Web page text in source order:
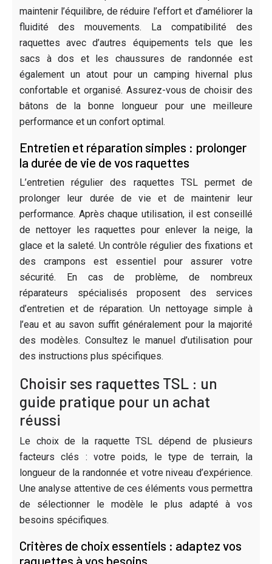
maintenir l’équilibre, de réduire l’effort et d’améliorer la
fluidité des mouvements. La compatibilité des
raquettes avec d’autres équipements tels que les
sacs à dos et les chaussures de randonnée est
également un atout pour un camping hivernal plus
confortable et organisé. Assurez-vous de choisir des
bâtons de la bonne longueur pour une meilleure
performance et un confort optimal.
Entretien et réparation simples : prolonger
la durée de vie de vos raquettes
L’entretien régulier des raquettes TSL permet de
prolonger leur durée de vie et de maintenir leur
performance. Après chaque utilisation, il est conseillé
de nettoyer les raquettes pour enlever la neige, la
glace et la saleté. Un contrôle régulier des fixations et
des crampons est essentiel pour assurer votre
sécurité. En cas de problème, de nombreux
réparateurs spécialisés proposent des services
d’entretien et de réparation. Un nettoyage simple à
l’eau et au savon suffit généralement pour la majorité
des modèles. Consultez le manuel d’utilisation pour
des instructions plus spécifiques.
Choisir ses raquettes TSL : un
guide pratique pour un achat
réussi
Le choix de la raquette TSL dépend de plusieurs
facteurs clés : votre poids, le type de terrain, la
longueur de la randonnée et votre niveau d’expérience.
Une analyse attentive de ces éléments vous permettra
de sélectionner le modèle le plus adapté à vos
besoins spécifiques.
Critères de choix essentiels : adaptez vos
raquettes à vos besoins